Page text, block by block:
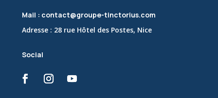
Mail : contact@groupe-tinctorius.com
Adresse : 28 rue Hôtel des Postes, Nice
Social